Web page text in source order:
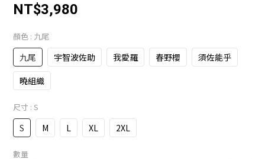
NT$3,980
顏色 : 九尾
九尾 宇智波佐助 我愛羅 春野櫻
須佐能乎
曉組織
尺寸 : S
S M L XL 2XL
數量